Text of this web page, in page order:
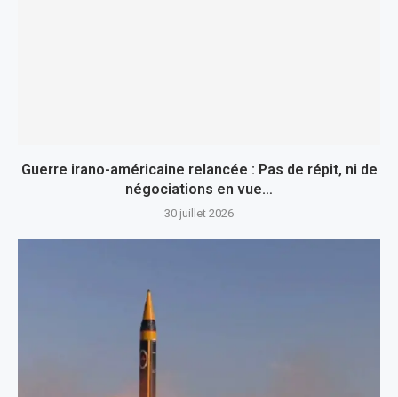
Guerre irano-américaine relancée : Pas de répit, ni de
négociations en vue…
30 juillet 2026